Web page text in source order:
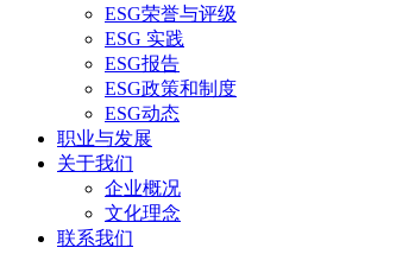
ESG荣誉与评级
ESG 实践
ESG报告
ESG政策和制度
ESG动态
职业与发展
关于我们
企业概况
文化理念
联系我们